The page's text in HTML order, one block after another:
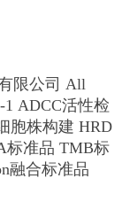
限公司 All
1 ADCC活性检
胞株构建 HRD
标准品 TMB标
融合标准品